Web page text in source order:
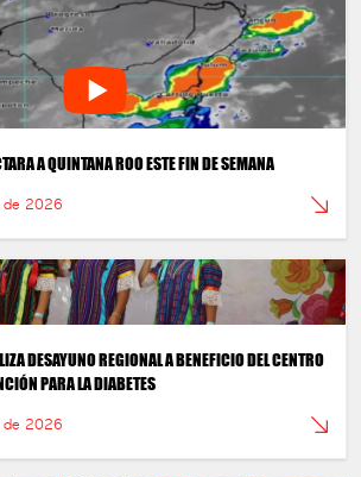
A QUINTANA ROO ESTE FIN DE SEMANA
de 2026
DESAYUNO REGIONAL A BENEFICIO DEL CENTRO
PARA LA DIABETES
de 2026